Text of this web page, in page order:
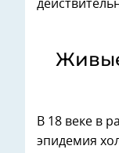
В 18 веке в
эпидемия